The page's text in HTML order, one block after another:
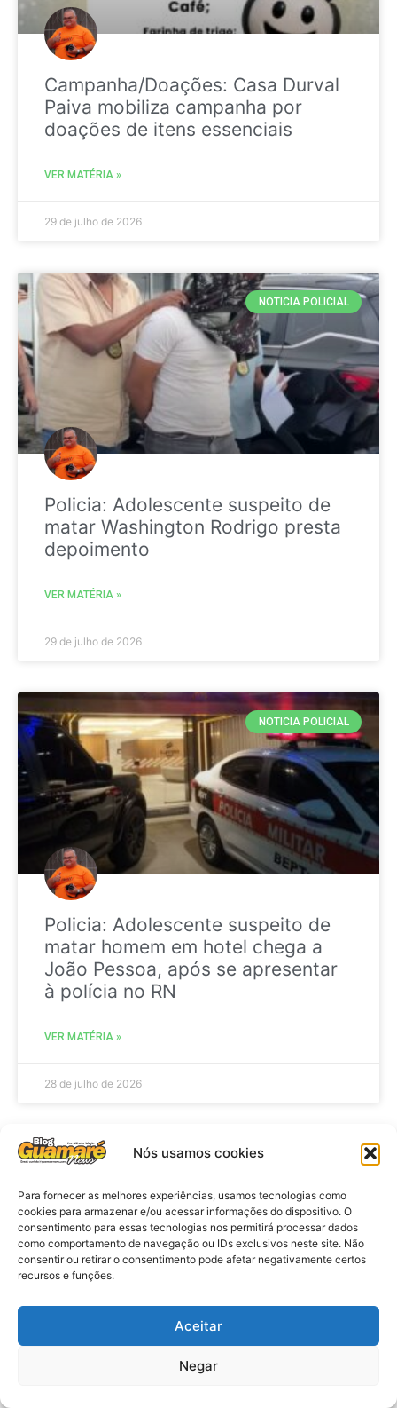
Nós usamos cookies
Para fornecer as melhores experiências, usamos tecnologias como
cookies para armazenar e/ou acessar informações do dispositivo. O
consentimento para essas tecnologias nos permitirá processar dados
como comportamento de navegação ou IDs exclusivos neste site. Não
consentir ou retirar o consentimento pode afetar negativamente certos
recursos e funções.
Aceitar
Negar
Campanha/Doações: Casa Durval
Paiva mobiliza campanha por
doações de itens essenciais
VER MATÉRIA »
29 de julho de 2026
NOTICIA POLICIAL
Policia: Adolescente suspeito de
matar Washington Rodrigo presta
depoimento
VER MATÉRIA »
29 de julho de 2026
NOTICIA POLICIAL
Policia: Adolescente suspeito de
matar homem em hotel chega a
João Pessoa, após se apresentar
à polícia no RN
VER MATÉRIA »
28 de julho de 2026
Eleições 2026: procuradores e